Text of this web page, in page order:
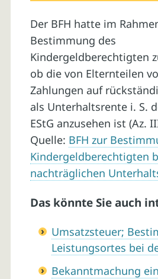
Der BFH hatte im
Bestimmung des
Kindergeldberechtigten
ob die von Elternteilen
Zahlungen auf
als Unterhaltsrente i. S.
EStG anzusehen ist (Az.
Quelle: BFH zur
Kindergeldberechtigten
nachträglichen
Das könnte Sie auch
Umsatzsteuer;
Leistungsortes bei
Bekanntmachung